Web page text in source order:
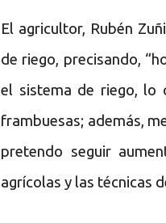
El agricultor, Rubén
de riego, precisando,
el sistema de riego, lo
frambuesas; además,
pretendo seguir
agrícolas y las técnicas